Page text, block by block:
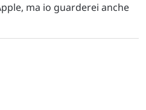
ma io guarderei anche